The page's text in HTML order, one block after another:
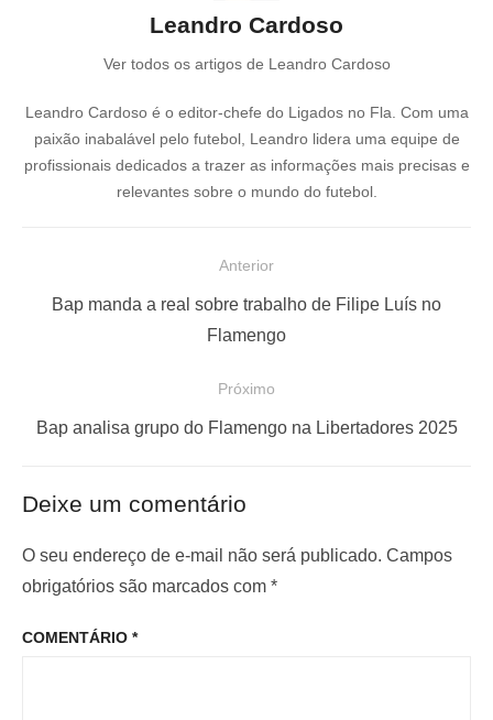
Leandro Cardoso
Ver todos os artigos de Leandro Cardoso
Leandro Cardoso é o editor-chefe do Ligados no Fla. Com uma
paixão inabalável pelo futebol, Leandro lidera uma equipe de
profissionais dedicados a trazer as informações mais precisas e
relevantes sobre o mundo do futebol.
ã
d
e
P
Anterior
a
r
i
r
Bap manda a real sobre trabalho de Filipe Luís no
Flamengo
Próximo
P
i
m
p
Bap analisa grupo do Flamengo na Libertadores 2025
Deixe um comentário
O seu endereço de e-mail não será publicado. Campos
obrigatórios são marcados com *
COMENTÁRIO *